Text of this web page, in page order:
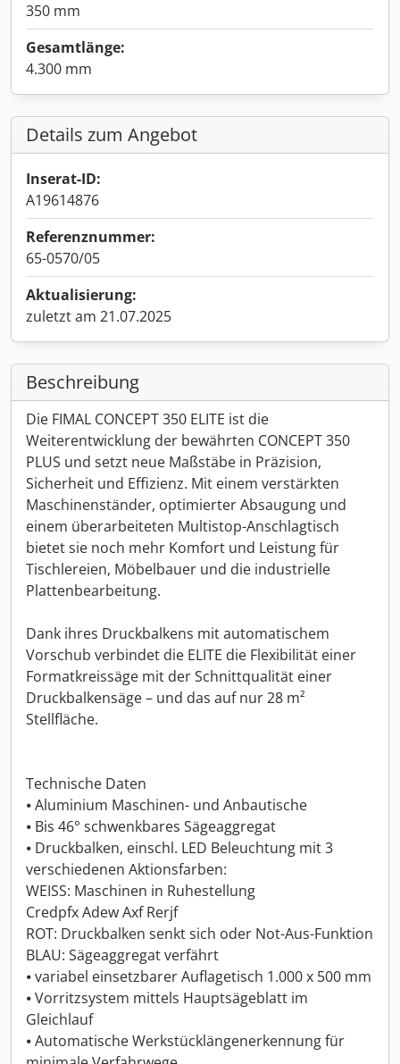
350 mm
Gesamtlänge:
4.300 mm
Details zum Angebot
Inserat-ID:
A19614876
Referenznummer:
65-0570/05
Aktualisierung:
zuletzt am 21.07.2025
Beschreibung
Die FIMAL CONCEPT 350 ELITE ist die
Weiterentwicklung der bewährten CONCEPT 350
PLUS und setzt neue Maßstäbe in Präzision,
Sicherheit und Effizienz. Mit einem verstärkten
Maschinenständer, optimierter Absaugung und
einem überarbeiteten Multistop-Anschlagtisch
bietet sie noch mehr Komfort und Leistung für
Tischlereien, Möbelbauer und die industrielle
Plattenbearbeitung.
Dank ihres Druckbalkens mit automatischem
Vorschub verbindet die ELITE die Flexibilität einer
Formatkreissäge mit der Schnittqualität einer
Druckbalkensäge – und das auf nur 28 m²
Stellfläche.
Technische Daten
⦁ Aluminium Maschinen- und Anbautische
⦁ Bis 46° schwenkbares Sägeaggregat
⦁ Druckbalken, einschl. LED Beleuchtung mit 3
verschiedenen Aktionsfarben:
WEISS: Maschinen in Ruhestellung
Credpfx Adew Axf Rerjf
ROT: Druckbalken senkt sich oder Not-Aus-Funktion
BLAU: Sägeaggregat verfährt
⦁ variabel einsetzbarer Auflagetisch 1.000 x 500 mm
⦁ Vorritzsystem mittels Hauptsägeblatt im
Gleichlauf
⦁ Automatische Werkstücklängenerkennung für